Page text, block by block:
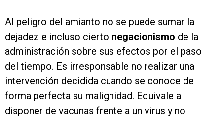
Al peligro del amianto no se puede sumar la
dejadez e incluso cierto negacionismo de la
administración sobre sus efectos por el paso
del tiempo. Es irresponsable no realizar una
intervención decidida cuando se conoce de
forma perfecta su malignidad. Equivale a
disponer de vacunas frente a un virus y no